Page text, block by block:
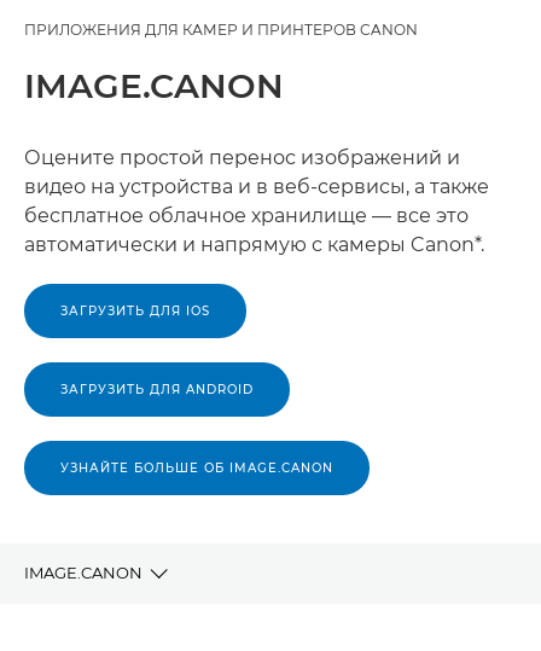
ПРИЛОЖЕНИЯ ДЛЯ КАМЕР И ПРИНТЕРОВ CANON
IMAGE.CANON
Оцените простой перенос изображений и
видео на устройства и в веб-сервисы, а также
бесплатное облачное хранилище — все это
автоматически и напрямую с камеры Canon*.
ЗАГРУЗИТЬ ДЛЯ IOS
ЗАГРУЗИТЬ ДЛЯ ANDROID
УЗНАЙТЕ БОЛЬШЕ ОБ IMAGE.CANON
IMAGE.CANON